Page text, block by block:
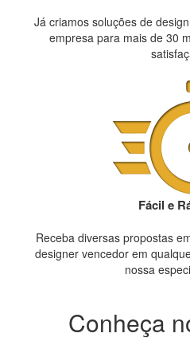
Já criamos soluções de
empresa para mais de 30
Fácil e
Receba diversas propostas
designer vencedor em
nossa
Conheça